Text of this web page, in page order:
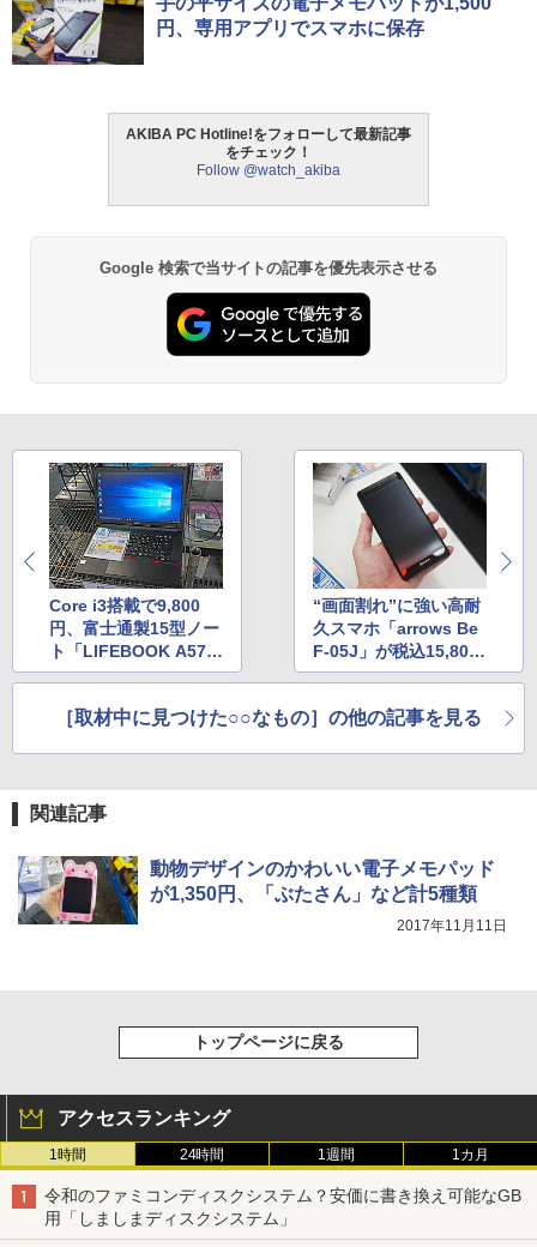
円、専用アプリでスマホに保存
AKIBA PC Hotline!をフォローして最新記事
をチェック！
Follow @watch_akiba
Google 検索で当サイトの記事を優先表示させる
Core i3搭載で9,800
円、富士通製15型ノー
ト「LIFEBOOK A573/
G」がセール
“画面割れ”に強い高耐
久スマホ「arrows Be
F-05J」が税込15,800
円、しかも未使用品
［取材中に見つけた○○なもの］の他の記事を見る
関連記事
動物デザインのかわいい電子メモパッド
が1,350円、「ぶたさん」など計5種類
2017年11月11日
トップページに戻る
アクセスランキング
1時間 24時間 1週間 1カ月
令和のファミコンディスクシステム？安価に書き換え可能なGB
用「しましまディスクシステム」